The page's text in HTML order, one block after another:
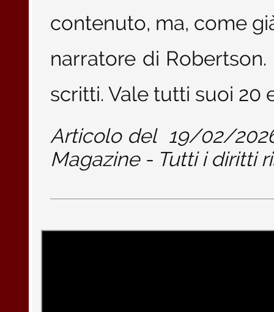
contenuto, ma, come
narratore di
scritti. Vale tutti suoi 20
Articolo del 19/02/
Magazine - Tutti i diritti